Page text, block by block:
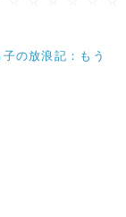
の放浪記：もう